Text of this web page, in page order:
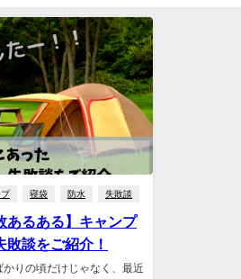
プ 寝袋 防水 失敗談
あるある】キャンプ
敗談をご紹介！
かりの頃だけじゃなく、最近